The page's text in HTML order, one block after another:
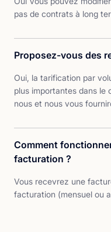
pas de contrats à long
Proposez-vous des
Oui, la tarification par
plus importantes dans
nous et nous vous
Comment
facturation ?
Vous recevrez une
facturation (mensuel ou